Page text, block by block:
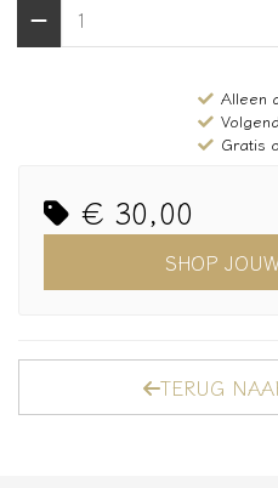
Alleen
Gratis
€ 30,00
SHOP
TERUG